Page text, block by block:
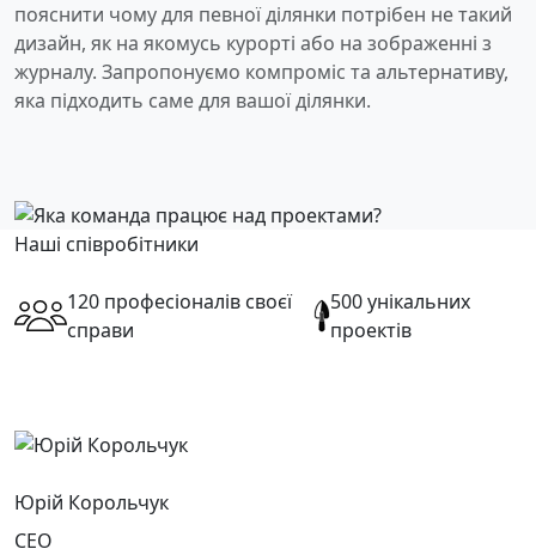
пояснити чому для певної ділянки потрібен не такий
дизайн, як на якомусь курорті або на зображенні з
журналу. Запропонуємо компроміс та альтернативу,
яка підходить саме для вашої ділянки.
Наші співробітники
120 професіоналів своєї
справи
500 унікальних
проектів
Юрій Корольчук
CEO